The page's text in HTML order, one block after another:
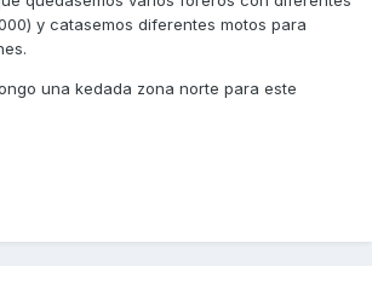
y catasemos diferentes motos para
una kedada zona norte para este